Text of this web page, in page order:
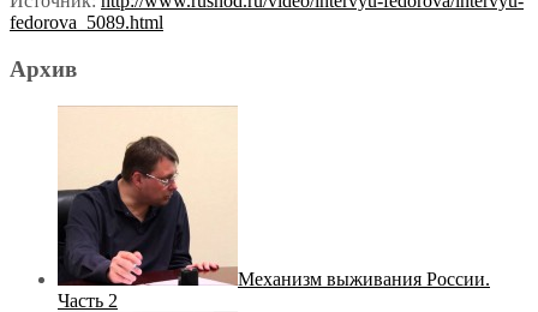
fedorova_5089.html
Архив
Механизм выживания России.
Часть 2